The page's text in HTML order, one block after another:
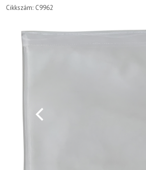
Cikkszám: C9962